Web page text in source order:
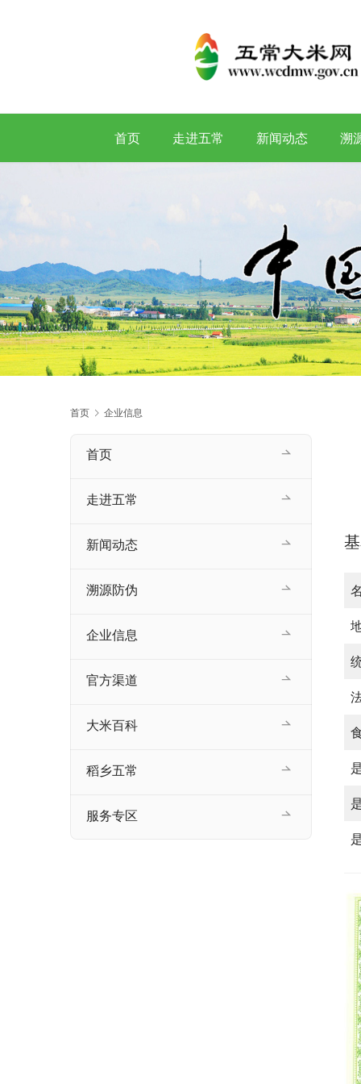
首页 走进五常 新闻动态 溯
首页 企业信息
首页
走进五常
新闻动态
溯源防伪
企业信息
官方渠道
大米百科
稻乡五常
服务专区